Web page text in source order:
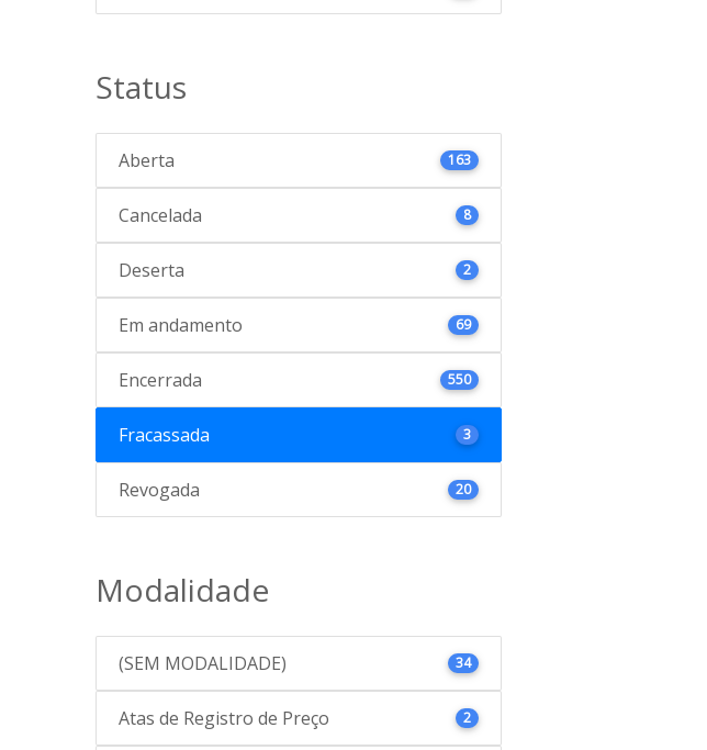
Status
Aberta 163
Cancelada 8
Deserta 2
Em andamento 69
Encerrada 550
Fracassada 3
Revogada 20
Modalidade
(SEM MODALIDADE) 34
Atas de Registro de Preço 2